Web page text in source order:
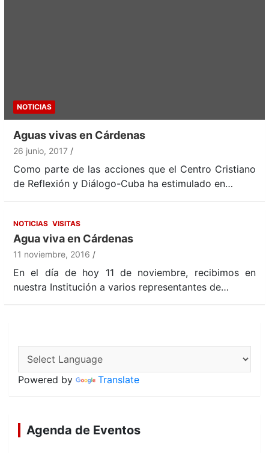
NOTICIAS
Aguas vivas en Cárdenas
26 junio, 2017
Como parte de las acciones que el Centro Cristiano
de Reflexión y Diálogo-Cuba ha estimulado en…
NOTICIAS VISITAS
Agua viva en Cárdenas
11 noviembre, 2016
En el día de hoy 11 de noviembre, recibimos en
nuestra Institución a varios representantes de…
Powered by Translate
Agenda de Eventos